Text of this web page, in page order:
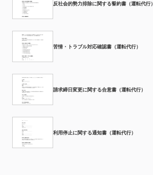
反社会的勢力排除に関する誓約書（運転代行）
苦情・トラブル対応確認書（運転代行）
請求締日変更に関する合意書（運転代行）
利用停止に関する通知書（運転代行）